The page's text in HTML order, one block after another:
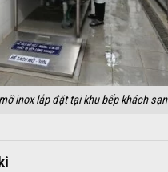
inox lắp đặt tại khu bếp khách